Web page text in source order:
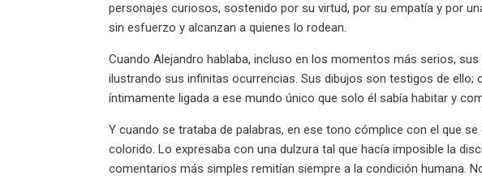
personajes curiosos, sostenido por su virtud, por su empatía y por
sin esfuerzo y alcanzan a quienes lo rodean.
Cuando Alejandro hablaba, incluso en los momentos más serios,
ilustrando sus infinitas ocurrencias. Sus dibujos son testigos de ello;
íntimamente ligada a ese mundo único que solo él sabía habitar y
Y cuando se trataba de palabras, en ese tono cómplice con el que
colorido. Lo expresaba con una dulzura tal que hacía imposible la
comentarios más simples remitían siempre a la condición humana.